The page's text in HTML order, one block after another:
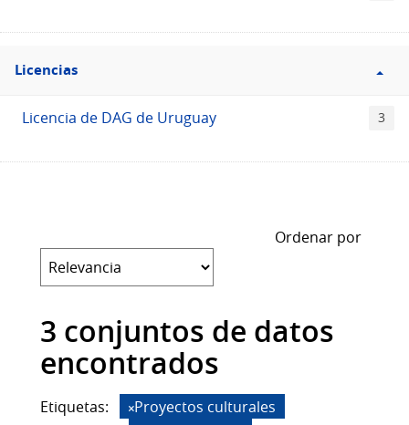
Filtro
Licencias
Licencias
Licencia de DAG de Uruguay 3
Ordenar por
3 conjuntos de datos
encontrados
Etiquetas:
Proyectos culturales